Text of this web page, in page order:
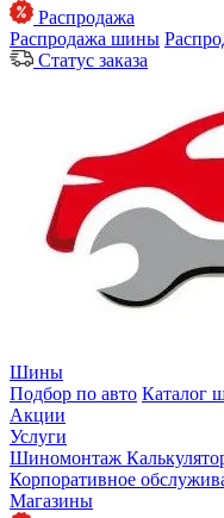
Распродажа
Распродажа шины
Статус заказа
Шины
Подбор по авто Каталог
Акции
Услуги
Шиномонтаж
Корпоративное
Магазины